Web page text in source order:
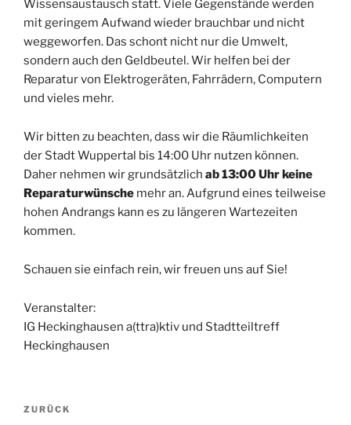
Wissensaustausch statt. Viele Gegenstände werden
mit geringem Aufwand wieder brauchbar und nicht
weggeworfen. Das schont nicht nur die Umwelt,
sondern auch den Geldbeutel. Wir helfen bei der
Reparatur von Elektrogeräten, Fahrrädern, Computern
und vieles mehr.
Wir bitten zu beachten, dass wir die Räumlichkeiten
der Stadt Wuppertal bis 14:00 Uhr nutzen können.
Daher nehmen wir grundsätzlich ab 13:00 Uhr keine
Reparaturwünsche mehr an. Aufgrund eines teilweise
hohen Andrangs kann es zu längeren Wartezeiten
kommen.
Schauen sie einfach rein, wir freuen uns auf Sie!
Veranstalter:
IG Heckinghausen a(ttra)ktiv und Stadtteiltreff
Heckinghausen
Beitragsnavigation
Vorheriger
ZURÜCK